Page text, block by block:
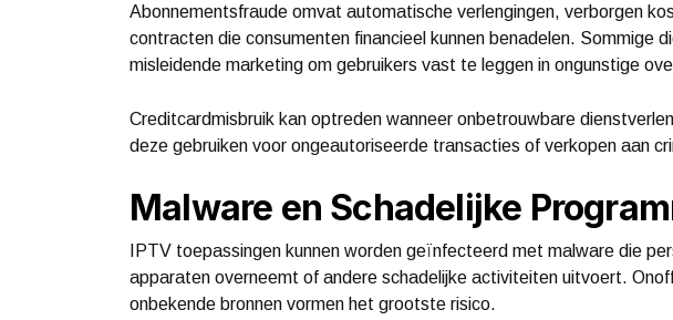
Abonnementsfraude omvat automatische verlengingen, verborgen
contracten die consumenten financieel kunnen benadelen. Sommige
misleidende marketing om gebruikers vast te leggen in ongunstige
Creditcardmisbruik kan optreden wanneer onbetrouwbare
deze gebruiken voor ongeautoriseerde transacties of verkopen aan
Malware en Schadelijke
IPTV toepassingen kunnen worden geïnfecteerd met malware die
apparaten overneemt of andere schadelijke activiteiten uitvoert.
onbekende bronnen vormen het grootste risico.